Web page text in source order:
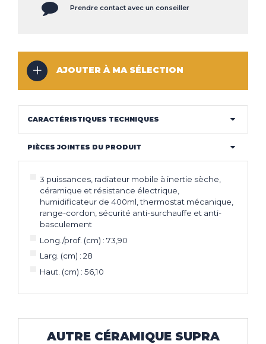
Prendre contact avec un conseiller
AJOUTER À MA SÉLECTION
CARACTÉRISTIQUES TECHNIQUES
PIÈCES JOINTES DU PRODUIT
3 puissances, radiateur mobile à inertie sèche,
céramique et résistance électrique,
humidificateur de 400ml, thermostat mécanique,
range-cordon, sécurité anti-surchauffe et anti-
basculement
Long./prof. (cm) : 73,90
Larg. (cm) : 28
Haut. (cm) : 56,10
AUTRE CÉRAMIQUE SUPRA
CLIMATISEUR
NOS
CONSEILS
LES
CONTACT MENTIONS LÉGALES COOKIES